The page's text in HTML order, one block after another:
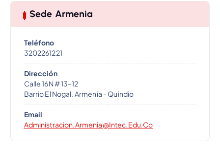
Sede Armenia
Teléfono
3202261221
Dirección
Calle 16N # 13-12
Barrio El Nogal. Armenia - Quindio
Email
Administracion.armenia@intec.edu.co